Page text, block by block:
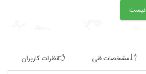
مشخصات فنی نظرات کاربران